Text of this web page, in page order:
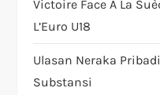
Victoire Face À La
L’Euro U18
Ulasan Neraka
Substansi